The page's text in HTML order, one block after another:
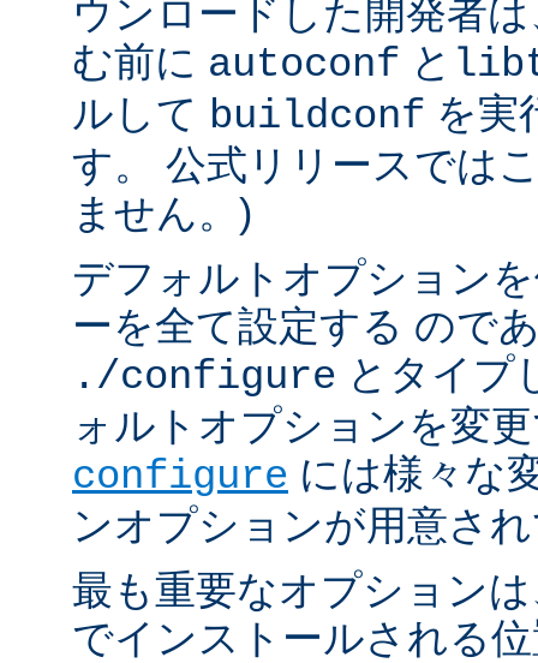
ウンロードした開発者
む前に autoconf と
ルして buildconf を実
す。 公式リリースでは
ません。)
デフォルトオプション
ーを全て設定する ので
./configure とタイプ
ォルトオプションを変
configure には様々な
ンオプションが用意さ
最も重要なオプション
でインストールされる